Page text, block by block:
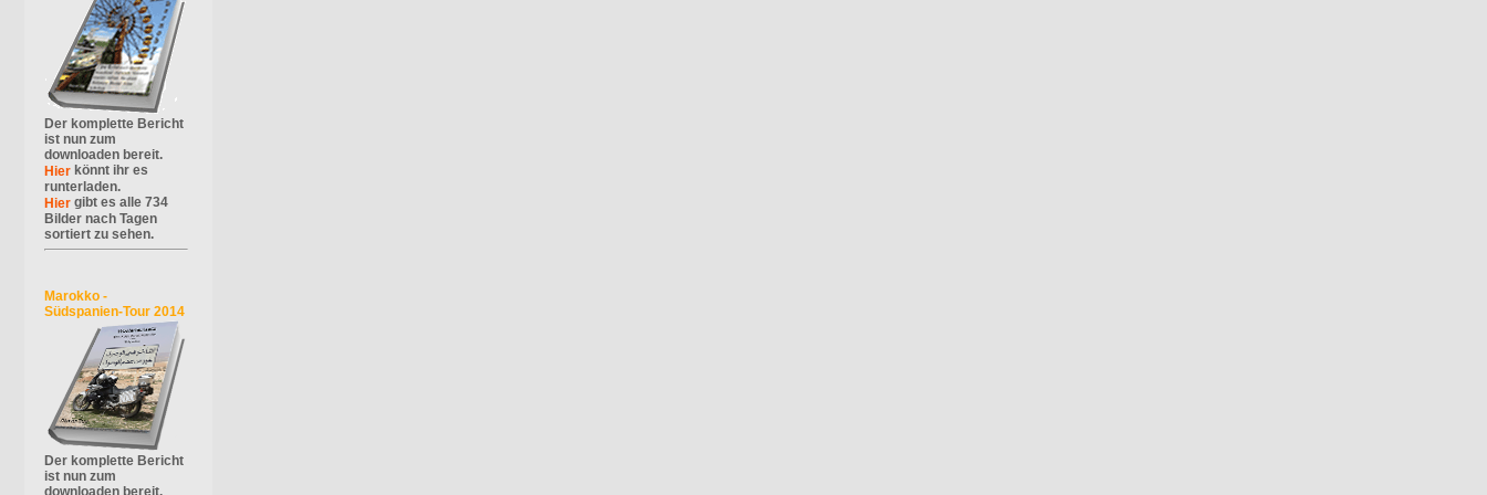
Der komplette Bericht
ist nun zum
downloaden bereit.
Hier könnt ihr es
runterladen.
Hier gibt es alle 734
Bilder nach Tagen
sortiert zu sehen.
Marokko -
Südspanien-Tour 2014
Der komplette Bericht
ist nun zum
downloaden bereit.